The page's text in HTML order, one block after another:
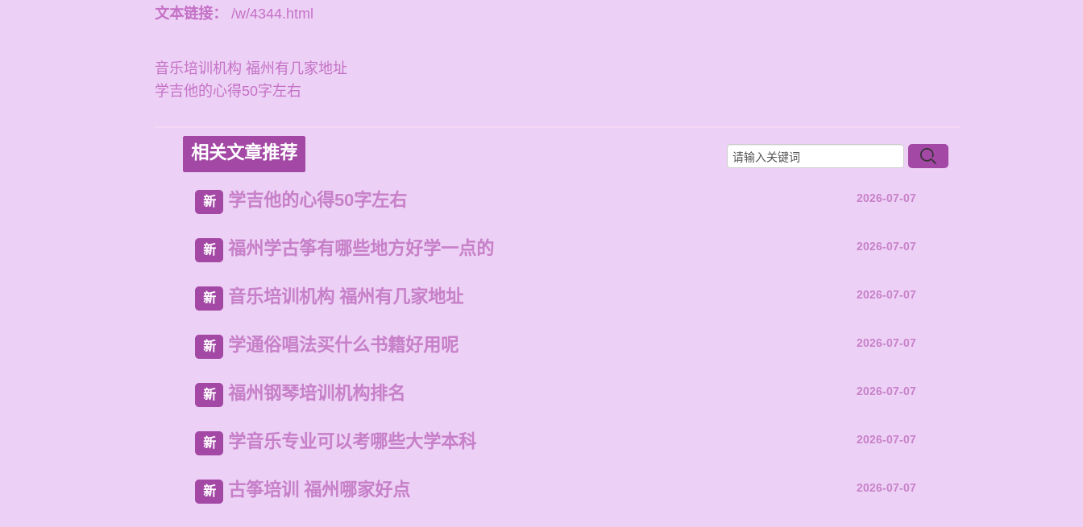
文本链接：
/w/4344.html
音乐培训机构 福州有几家地址
学吉他的心得50字左右
相关文章推荐
新 学吉他的心得50字左右 2026-07-07
新 福州学古筝有哪些地方好学一点的 2026-07-07
新 音乐培训机构 福州有几家地址 2026-07-07
新 学通俗唱法买什么书籍好用呢 2026-07-07
新 福州钢琴培训机构排名 2026-07-07
新 学音乐专业可以考哪些大学本科 2026-07-07
新 古筝培训 福州哪家好点 2026-07-07